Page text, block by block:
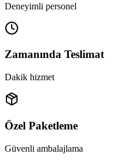
Deneyimli personel
Zamanında Teslimat
Dakik hizmet
Özel Paketleme
Güvenli ambalajlama